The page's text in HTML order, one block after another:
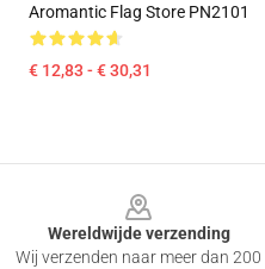
Aromantic Flag Store PN2101
€ 12,83 - € 30,31
Wereldwijde verzending
Wij verzenden naar meer dan 200